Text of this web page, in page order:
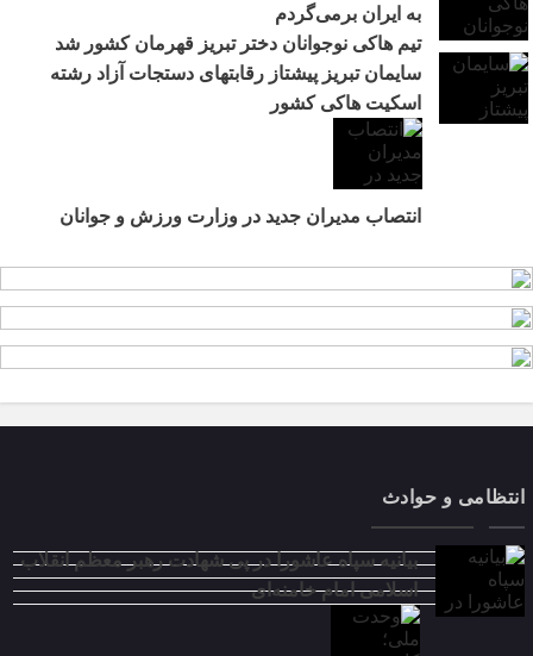
به ایران برمی‌گردم
تیم هاکی نوجوانان دختر تبریز قهرمان کشور شد
سایمان تبریز پیشتاز رقابتهای دستجات آزاد رشته
اسکیت هاکی کشور
انتصاب مدیران جدید در وزارت ورزش و جوانان
انتظامی و حوادث
بیانیه سپاه عاشورا در پی شهادت رهبر معظم انقلاب
اسلامی امام خامنه‌ای